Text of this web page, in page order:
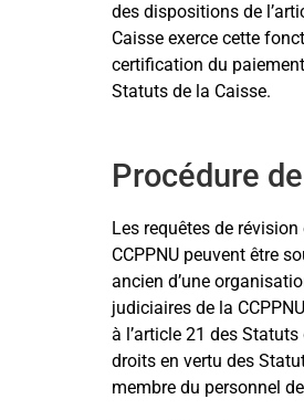
des dispositions de
Caisse exerce cette
certification du
Statuts de la Caisse.
Procédure
Les requêtes de
CCPPNU peuvent être
ancien d’une
judiciaires de la
à l’article 21 des
droits en vertu des
membre du personnel